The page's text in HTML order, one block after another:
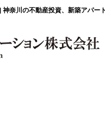
奈川の不動産投資、新築アパー